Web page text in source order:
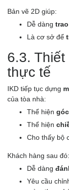
Bản vẽ 2D giúp:
Dễ dàng
Là cơ sở để
6.3.
thực tế
IKD tiếp tục dựng
của tòa nhà:
Thể hiện
Thể hiện
Cho thấy bộ
Khách hàng sau đó:
Dễ dàng
Yêu cầu